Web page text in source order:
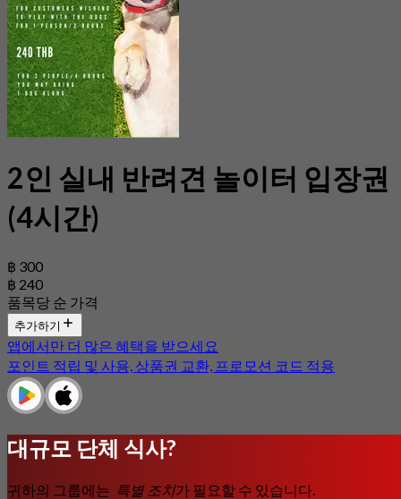
2인 실내 반려견 놀이터 입장권
(4시간)
฿ 300
฿ 240
품목당 순 가격
추가하기
앱에서만 더 많은 혜택을 받으세요
포인트 적립 및 사용, 상품권 교환, 프로모션 코드 적용
대규모 단체 식사?
귀하의 그룹에는 특별 조치가 필요할 수 있습니다.